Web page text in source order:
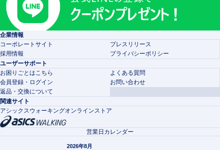
企業情報
コーポレートサイト
プレスリリース
採用情報
プライバシーポリシー
ユーザーサポート
お困りごとはこちら
よくある質問
会員登録・ログイン
お問い合わせ
返品・交換について
関連サイト
アシックスウォーキングオンラインストア
営業日カレンダー
2026年8月